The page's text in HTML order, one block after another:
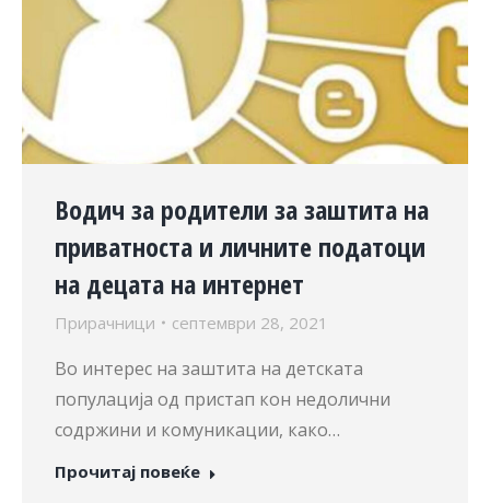
Водич за родители за заштита на
приватноста и личните податоци
на децата на интернет
Прирачници септември 28, 2021
Во интерес на заштита на детската
популација од пристап кон недолични
содржини и комуникации, како…
Прочитај повеќе